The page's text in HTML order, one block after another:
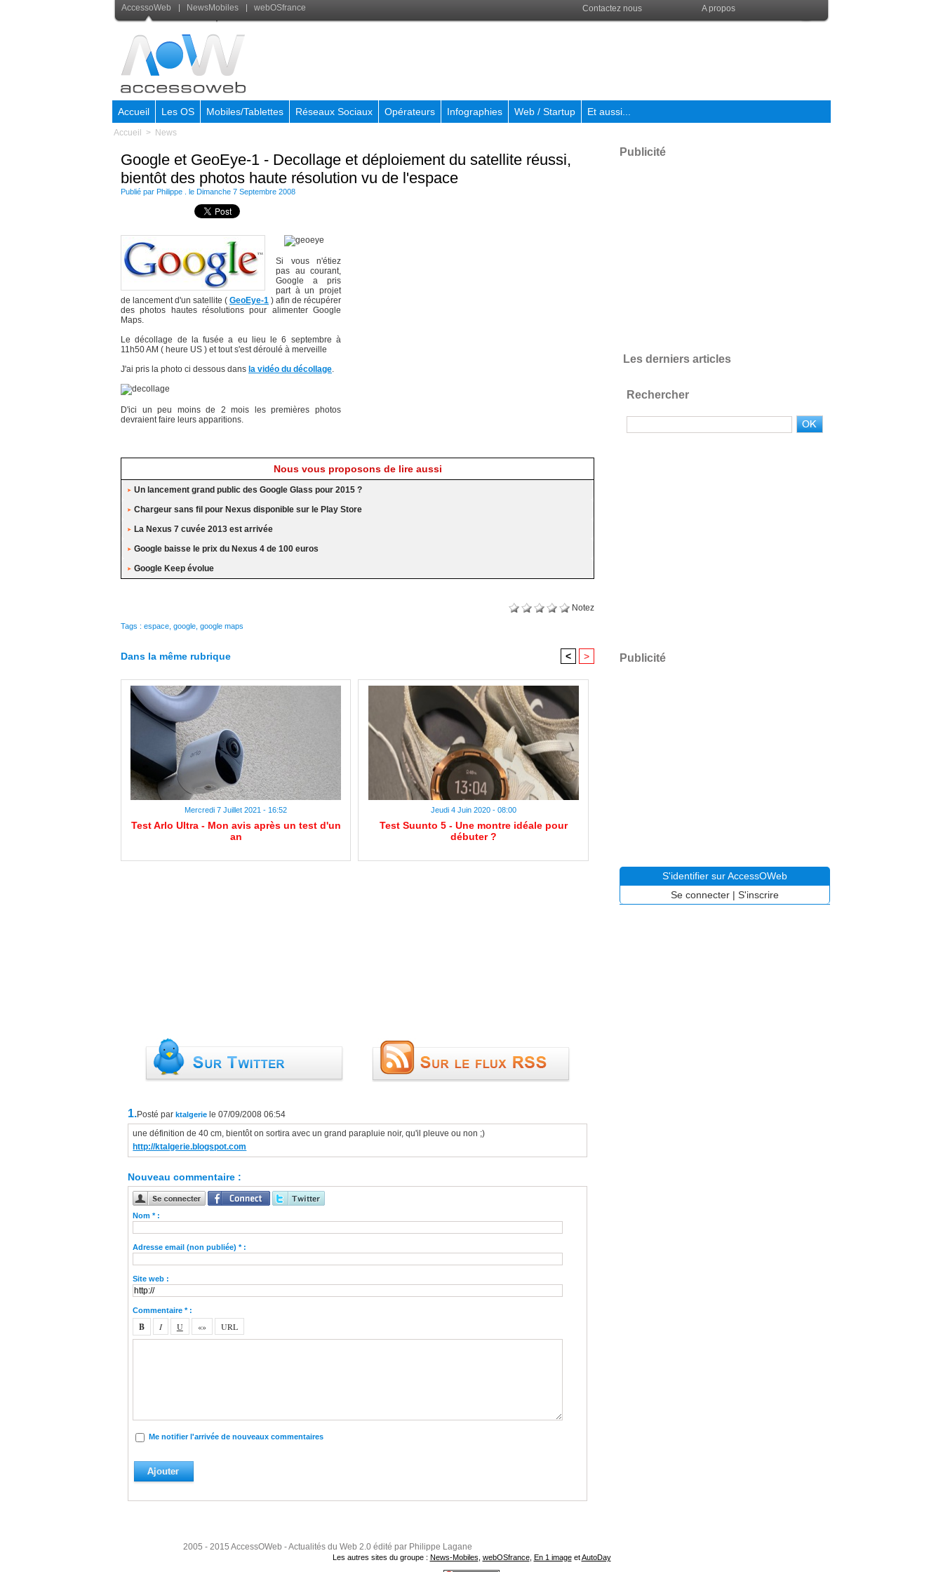
AccessoWeb NewsMobiles webOSfrance Contactez nous A propos
Accueil Les OS Mobiles/Tablettes Réseaux Sociaux Opérateurs Infographies Web / Startup Et aussi...
Accueil > News
Google et GeoEye-1 - Decollage et déploiement du satellite réussi,
bientôt des photos haute résolution vu de l'espace
Publié par Philippe . le Dimanche 7 Septembre 2008
Si vous n'étiez
pas au courant,
Google a pris
part à un projet
de lancement d'un satellite ( GeoEye-1 ) afin de récupérer
des photos hautes résolutions pour alimenter Google
Maps.
Le décollage de la fusée a eu lieu le 6 septembre à
11h50 AM ( heure US ) et tout s'est déroulé à merveille
J'ai pris la photo ci dessous dans la vidéo du décollage.
D'ici un peu moins de 2 mois les premières photos
devraient faire leurs apparitions.
Nous vous proposons de lire aussi
Un lancement grand public des Google Glass pour 2015 ?
Chargeur sans fil pour Nexus disponible sur le Play Store
La Nexus 7 cuvée 2013 est arrivée
Google baisse le prix du Nexus 4 de 100 euros
Google Keep évolue
Notez
Tags : espace google google maps
Dans la même rubrique < >
Mercredi 7 Juillet 2021 - 16:52
Test Arlo Ultra - Mon avis après un test d'un
an
Jeudi 4 Juin 2020 - 08:00
Test Suunto 5 - Une montre idéale pour
débuter ?
1.Posté par ktalgerie le 07/09/2008 06:54
une définition de 40 cm, bientôt on sortira avec un grand parapluie noir, qu'il pleuve ou non ;)
http://ktalgerie.blogspot.com
Nouveau commentaire :
Nom * :
Adresse email (non publiée) * :
Site web :
Commentaire * :
Me notifier l'arrivée de nouveaux commentaires
Publicité
Les derniers articles
Rechercher
Publicité
S'identifier sur AccessOWeb
Se connecter | S'inscrire
2005 - 2015 AccessOWeb - Actualités du Web 2.0 édité par Philippe Lagane
Les autres sites du groupe : News-Mobiles webOSfrance, En 1 imageetAutoDay